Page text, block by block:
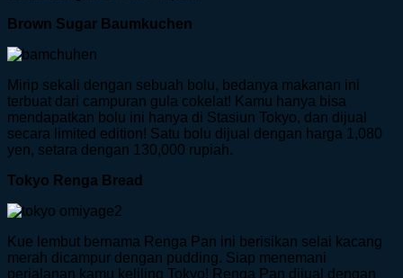
Brown Sugar Baumkuchen
Mirip sekali dengan sebuah bolu, bedanya makanan ini
terbuat dari campuran gula cokelat! Kamu hanya bisa
mendapatkan bolu ini hanya di Stasiun Tokyo, dan dijual
secara limited edition! Satu bolu dijual dengan harga 1,080
yen, setara dengan 130,000 rupiah.
Tokyo Renga Bread
Kue lembut bernama Renga Pan ini berisikan selai kacang
merah dicampur dengan pudding. Siap menemani
perjalanan kamu keliling Tokyo! Renga Pan dijual dengan